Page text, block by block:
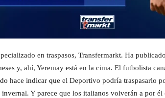
en traspasos, Transfermarkt. Ha
y, ahí, Yeremay está en la cima. El futbolista
hace indicar que el Deportivo podría traspasarlo
Y parece que los italianos volverán a por él